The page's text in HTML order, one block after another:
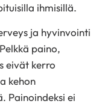
ihmisillä.
ja hyvinvointi
paino,
eivät kerro
kehon
Painoindeksi ei